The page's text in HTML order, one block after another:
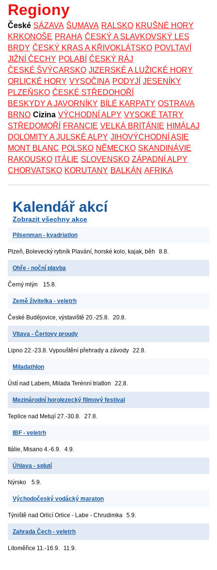
Regiony
České SÁZAVA ŠUMAVA RALSKO KRUŠNÉ HORY
KRKONOŠE PRAHA ČESKÝ A SLAVKOVSKÝ LES
BRDY ČESKÝ KRAS A KŘIVOKLÁTSKO POVLTAVÍ
JIŽNÍ ČECHY POLABÍ ČESKÝ RÁJ
ČESKÉ ŠVÝCARSKO JIZERSKÉ A LUŽICKÉ HORY
ORLICKÉ HORY VYSOČINA PODYJÍ JESENÍKY
PLZEŇSKO ČESKÉ STŘEDOHOŘÍ
BESKYDY A JAVORNÍKY BÍLÉ KARPATY OSTRAVA
BRNO Cizina VÝCHODNÍ ALPY VYSOKÉ TATRY
STŘEDOMOŘÍ
FRANCIE VELKÁ BRITÁNIE HIMÁLAJ
DOLOMITY A JULSKÉ ALPY JIHOVÝCHODNÍ ASIE
MONT BLANC POLSKO NĚMECKO SKANDINÁVIE
RAKOUSKO ITÁLIE SLOVENSKO ZÁPADNÍ ALPY
CHORVATSKO KORUTANY BALKÁN AFRIKA
Kalendář akcí
Zobrazit všechny akce
Pilsenman - kvadriatlon
Plzeň, Bolevecký rybník Plavání, horské kolo, kajak, běh 8.8.
Ohře - noční plavba
Černý mlýn 15.8.
Země živitelka - veletrh
České Budějovice, výstaviště 20.-25.8. 20.8.
Vltava - Čertovy proudy
Lipno 22.-23.8. Vypouštění přehrady a závody 22.8.
Miladathlon
Ústí nad Labem, Milada Terénní triatlon 22.8.
Mezinárodní horolezecký filmový festival
Teplice nad Metují 27.-30.8. 27.8.
IBF - veletrh
Itálie, Misano 4.-6.9. 4.9.
Úhlava - splutí
Nýrsko 5.9.
Východočeský vodácký maraton
Týniště nad Orlicí Orlice - Labe - Chrudimka 5.9.
Zahrada Čech - veletrh
Litoměřice 11.-16.9. 11.9.